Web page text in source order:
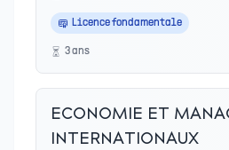
Licence fondamentale
3ans
ECONOMIE ET
INTERNATIONAUX